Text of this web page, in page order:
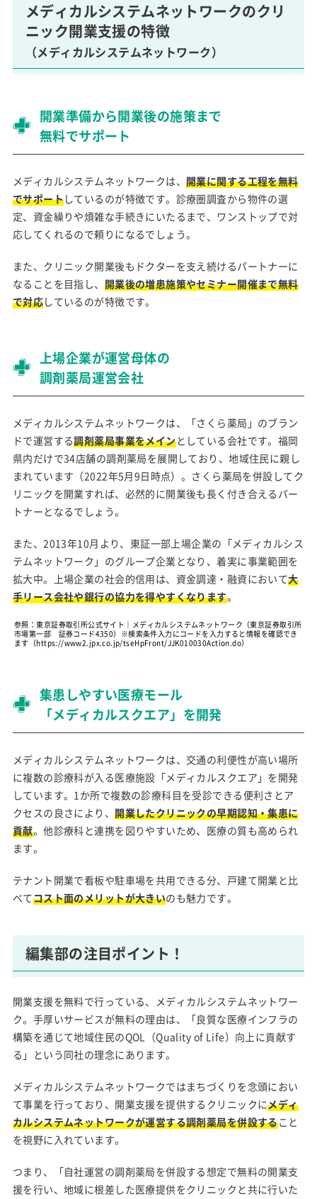
メディカルシステムネットワークのクリ
ニック開業支援の特徴
（メディカルシステムネットワーク）
開業準備から開業後の施策まで
無料でサポート
メディカルシステムネットワークは、開業に関する工程を無料
でサポートしているのが特徴です。診療圏調査から物件の選
定、資金繰りや煩雑な手続きにいたるまで、ワンストップで対
応してくれるので頼りになるでしょう。
また、クリニック開業後もドクターを支え続けるパートナーに
なることを目指し、 開業後の増患施策やセミナー開催まで無料
で対応しているのが特徴です。
上場企業が運営母体の
調剤薬局運営会社
メディカルシステムネットワークは、「さくら薬局」のブラン
ドで運営する調剤薬局事業をメインとしている会社です。福岡
県内だけで34店舗の調剤薬局を展開しており、地域住民に親し
まれています（2022年5月9日時点）。さくら薬局を併設してク
リニックを開業すれば、必然的に開業後も長く付き合えるパー
トナーとなるでしょう。
また、2013年10月より、東証一部上場企業の「メディカルシス
テムネットワーク」のグループ企業となり、着実に事業範囲を
拡大中。上場企業の社会的信用は、資金調達・融資において大
手リース会社や銀行の協力を得やすくなります。
参照：東京証券取引所公式サイト｜メディカルシステムネットワーク（東京証券取引所
市場第一部 証券コード4350）※検索条件入力にコードを入力すると情報を確認でき
ます（https://www2.jpx.co.jp/tseHpFront/JJK010030Action.do）
集患しやすい医療モール
「メディカルスクエア」を開発
メディカルシステムネットワークは、交通の利便性が高い場所
に複数の診療科が入る医療施設「メディカルスクエア」を開発
しています。1か所で複数の診療科目を受診できる便利さとア
クセスの良さにより、開業したクリニックの早期認知・集患に
貢献。他診療科と連携を図りやすいため、医療の質も高められ
ます。
テナント開業で看板や駐車場を共用できる分、戸建て開業と比
べてコスト面のメリットが大きいのも魅力です。
編集部の注目ポイント！
開業支援を無料で行っている、メディカルシステムネットワー
ク。手厚いサービスが無料の理由は、「良質な医療インフラの
構築を通じて地域住民のQOL（Quality of Life）向上に貢献す
る」という同社の理念にあります。
メディカルシステムネットワークではまちづくりを念頭におい
て事業を行っており、開業支援を提供するクリニックにメディ
カルシステムネットワークが運営する調剤薬局を併設すること
を視野に入れています。
つまり、「自社運営の調剤薬局を併設する想定で無料の開業支
援を行い、地域に根差した医療提供をクリニックと共に行いた